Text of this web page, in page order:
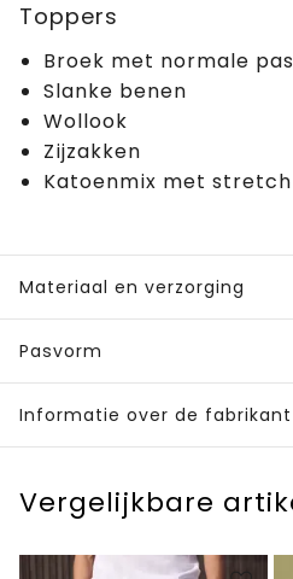
Toppers
Broek met normale
Slanke benen
Wollook
Zijzakken
Katoenmix met stretch
Materiaal en verzorging
Pasvorm
Informatie over de fabrikant
Vergelijkbare